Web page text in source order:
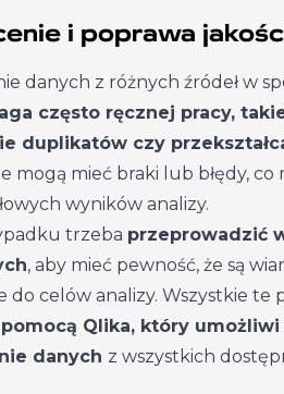
i poprawa
danych z różnych źródeł w
często ręcznej pracy,
duplikatów czy
mogą mieć braki lub błędy, co
wyników analizy.
trzeba przeprowadzić
, aby mieć pewność, że są
do celów analizy. Wszystkie te
pomocą Qlika, który
danych z wszystkich